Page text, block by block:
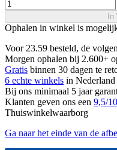
Ophalen in winkel is
Voor 23.59 besteld, de
Morgen ophalen bij 2.600+
Gratis binnen 30 dagen te
6 echte winkels in Nederland
Bij ons minimaal 5 jaar
Klanten geven ons een 9,5/10
Thuiswinkelwaarborg
Ga naar het einde van de